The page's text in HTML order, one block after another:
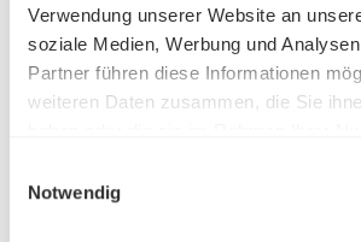
Verwendung unserer Website an
soziale Medien, Werbung und
Partner führen diese Informationen
weiteren Daten zusammen, die Sie
Notwendig